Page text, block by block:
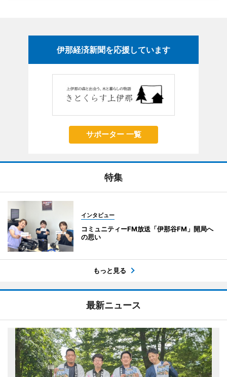
伊那経済新聞を応援しています
サポーター 一覧
特集
インタビュー
コミュニティーFM放送「伊那谷FM」開局へ
の思い
もっと見る
最新ニュース